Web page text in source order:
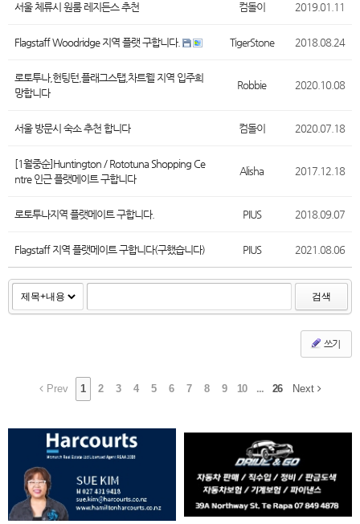
서울 체류시 원룸 레지든스 추천 컴돌이 2019.01.11
Flagstaff Woodridge 지역 플랫 구합니다. TigerStone 2018.08.24
로토투나,헌팅턴,플래그스탭,차트웰 지역 입주희
망합니다
Robbie 2020.10.08
서울 방문시 숙소 추천 합니다 컴돌이 2020.07.18
[1월중순]Huntington / Rototuna Shopping Ce
ntre 인근 플랫메이트 구합니다
Alisha 2017.12.18
로토투나지역 플랫메이트 구합니다. PIUS 2018.09.07
Flagstaff 지역 플랫메이트 구합니다(구했습니다) PIUS 2021.08.06
검색
쓰기
Prev 1 2 3 4 5 6 7 8 9 10 ... 26 Next